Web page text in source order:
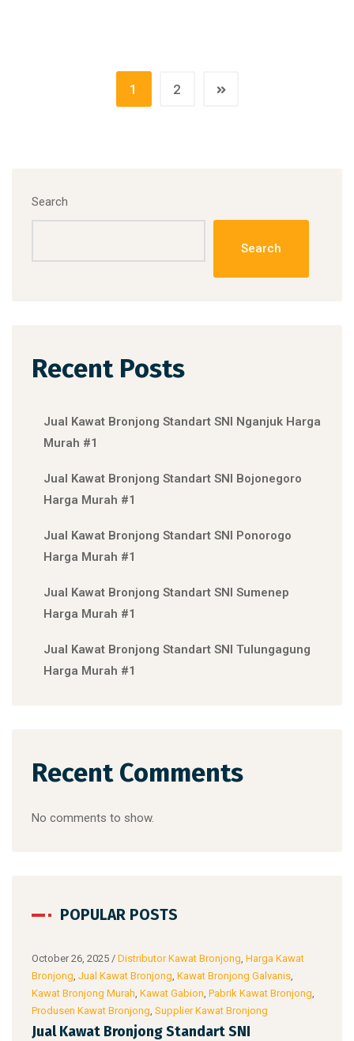
1 2
Search
Search
Recent Posts
Jual Kawat Bronjong Standart SNI Nganjuk Harga
Murah #1
Jual Kawat Bronjong Standart SNI Bojonegoro
Harga Murah #1
Jual Kawat Bronjong Standart SNI Ponorogo
Harga Murah #1
Jual Kawat Bronjong Standart SNI Sumenep
Harga Murah #1
Jual Kawat Bronjong Standart SNI Tulungagung
Harga Murah #1
Recent Comments
No comments to show.
POPULAR POSTS
October 26, 2025 / Distributor Kawat Bronjong Harga Kawat
Bronjong Jual Kawat Bronjong Kawat Bronjong Galvanis
Kawat Bronjong Murah Kawat Gabion Pabrik Kawat Bronjong
Produsen Kawat Bronjong Supplier Kawat Bronjong
Jual Kawat Bronjong Standart SNI